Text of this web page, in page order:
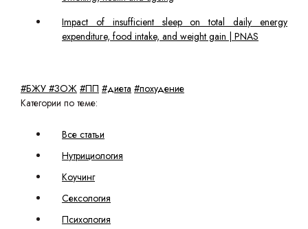
Impact of insufficient sleep on total daily energy
expenditure, food intake, and weight gain | PNAS
#БЖУ #ЗОЖ #ПП #диета #похудение
Категории по теме:
Все статьи
Нутрициология
Коучинг
Сексология
Психология